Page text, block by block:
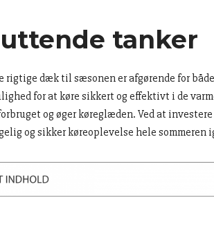
tanker
rigtige dæk til sæsonen er afgørende for
for at køre sikkert og effektivt i de
og øger køreglæden. Ved at
og sikker køreoplevelse hele sommeren